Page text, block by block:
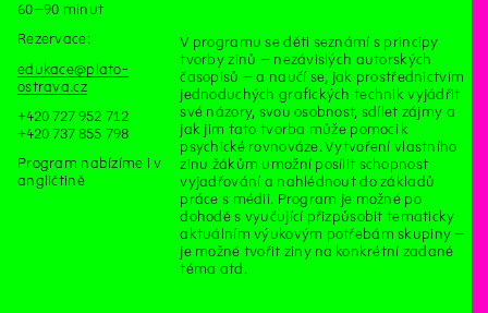
60–90 minut
Rezervace:
edukace@plato-
ostrava.cz
+420 727 952 712
+420 737 855 798
Program nabízíme i v
angličtině
V programu se děti seznámí s principy
tvorby zinů – nezávislých autorských
časopisů – a naučí se, jak prostřednictvím
jednoduchých grafických technik vyjádřit
své názory, svou osobnost, sdílet zájmy a
jak jim tato tvorba může pomoci k
psychické rovnováze. Vytvoření vlastního
zinu žákům umožní posílit schopnost
vyjadřování a nahlédnout do základů
práce s médii. Program je možné po
dohodě s vyučující přizpůsobit tematicky
aktuálním výukovým potřebám skupiny –
je možné tvořit ziny na konkrétní zadané
téma atd.